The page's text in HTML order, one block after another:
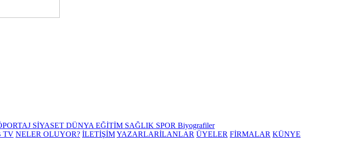
SİYASET DÜNYA EĞİTİM SAĞLIK SPOR Biyografiler
TV NELER OLUYOR? İLETİŞİMYAZARLARİLANLAR ÜYELER FİRMALAR KÜNYE